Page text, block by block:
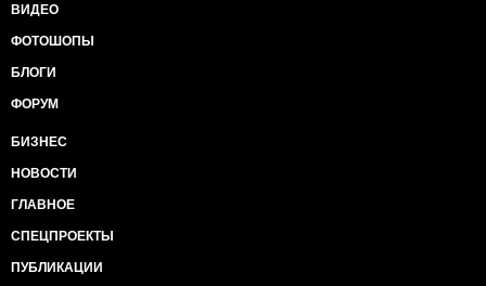
ВИДЕО
ФОТОШОПЫ
БЛОГИ
ФОРУМ
БИЗНЕС
НОВОСТИ
ГЛАВНОЕ
СПЕЦПРОЕКТЫ
ПУБЛИКАЦИИ